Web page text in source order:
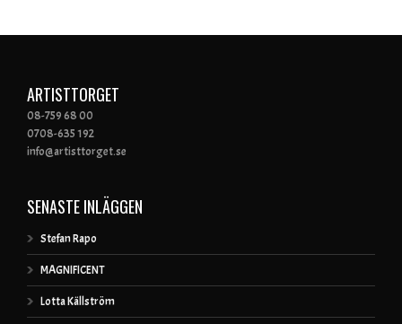
ARTISTTORGET
08-759 68 00
0708-635 192
info@artisttorget.se
SENASTE INLÄGGEN
Stefan Rapo
MAGNIFICENT
Lotta Källström